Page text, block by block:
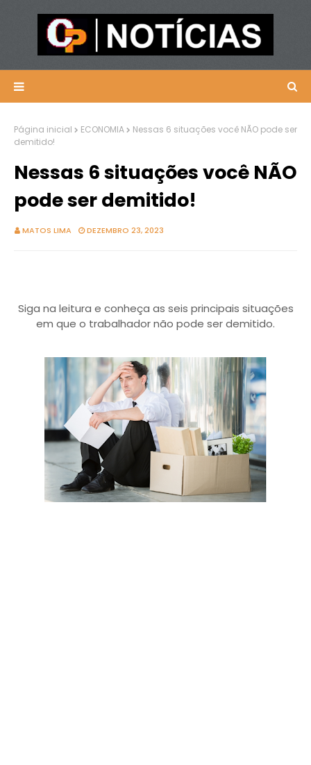
Página inicial ECONOMIA
Nessas 6 situações você NÃO pode ser
demitido!
Nessas 6 situações você NÃO
pode ser demitido!
MATOS LIMA DEZEMBRO 23, 2023
Siga na leitura e conheça as seis principais situações
em que o trabalhador não pode ser demitido.